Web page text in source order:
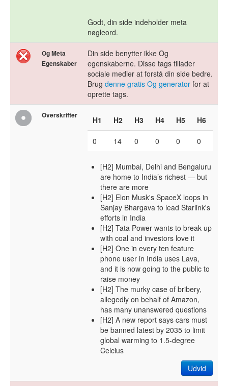
Godt, din side indeholder meta
nøgleord.
Og Meta
Egenskaber
Din side benytter ikke Og
egenskaberne. Disse tags tillader
sociale medier at forstå din side bedre.
Brug denne gratis Og generator for at
oprette tags.
Overskrifter H1 H2 H3 H4 H5 H6
0 14 0 0 0 0
[H2] Mumbai, Delhi and Bengaluru
are home to India’s richest — but
there are more
[H2] Elon Musk's SpaceX loops in
Sanjay Bhargava to lead Starlink's
efforts in India
[H2] Tata Power wants to break up
with coal and investors love it
[H2] One in every ten feature
phone user in India uses Lava,
and it is now going to the public to
raise money
[H2] The murky case of bribery,
allegedly on behalf of Amazon,
has many unanswered questions
[H2] A new report says cars must
be banned latest by 2035 to limit
global warming to 1.5-degree
Celcius
Udvid